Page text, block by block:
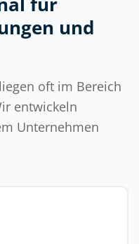
und
oft im Bereich
entwickeln
Unternehmen